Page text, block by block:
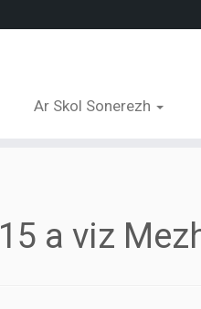
Ar Skol Sonerezh
15 a viz